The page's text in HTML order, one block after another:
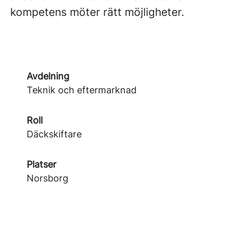
kompetens möter rätt möjligheter.
Avdelning
Teknik och eftermarknad
Roll
Däckskiftare
Platser
Norsborg